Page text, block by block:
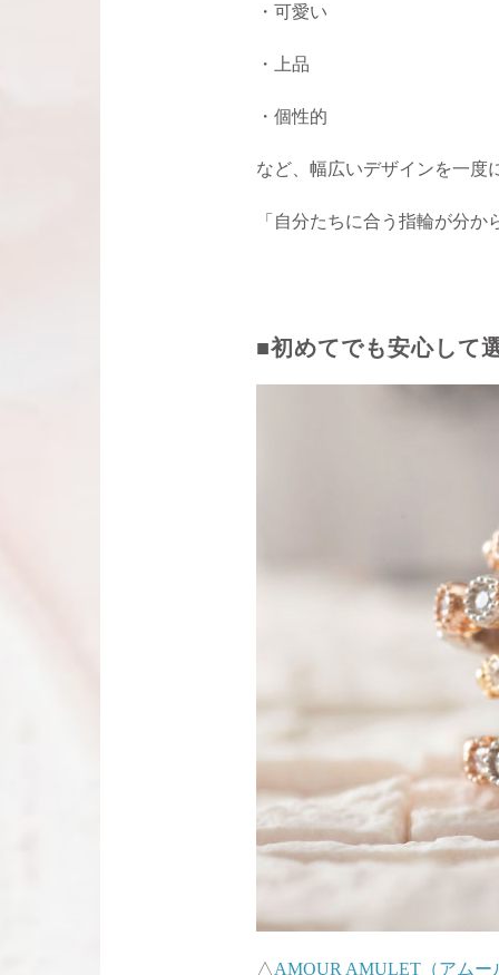
・可愛い
・上品
・個性的
など、幅広いデザインを一度
「自分たちに合う指輪が分
■初めてでも安心して
△AMOUR AMULET（アムー